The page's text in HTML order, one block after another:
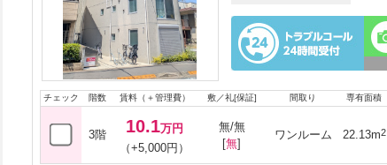
チェック 階数 賃料（＋管理費） 敷／礼[保証] 間取り 専有面積
3階 10.1万円
（+5,000円）
無/無
[無]
ワンルーム 22.13m2